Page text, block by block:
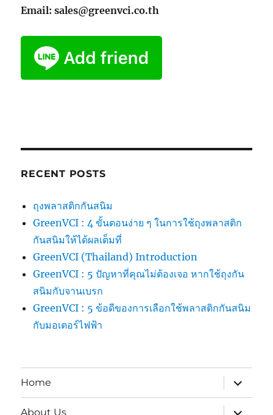
Email: sales@greenvci.co.th
RECENT POSTS
ถุงพลาสติกกันสนิม
GreenVCI : 4 ขั้นตอนง่าย ๆ ในการใช้ถุงพลาสติก
กันสนิมให้ได้ผลเต็มที่
GreenVCI (Thailand) Introduction
GreenVCI : 5 ปัญหาที่คุณไม่ต้องเจอ หากใช้ถุงกัน
สนิมกับจานเบรก
GreenVCI : 5 ข้อดีของการเลือกใช้พลาสติกกันสนิม
กับมอเตอร์ไฟฟ้า
Home
expand
child
menu
About Us
expand